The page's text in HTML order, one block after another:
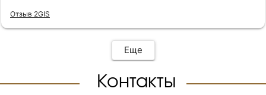
Отзыв 2GIS
Еще
Контакты